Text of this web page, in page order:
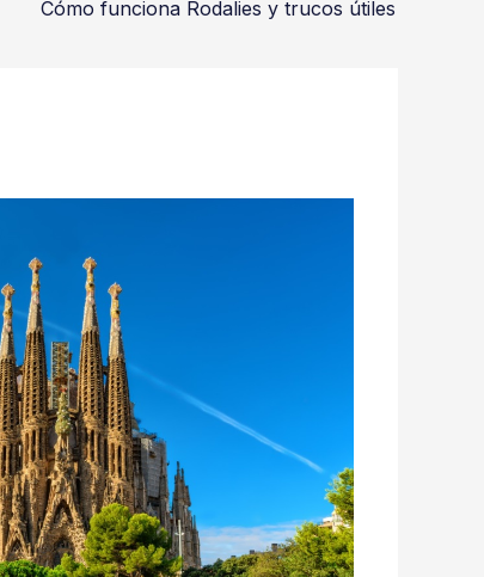
Cómo funciona Rodalies y trucos útiles